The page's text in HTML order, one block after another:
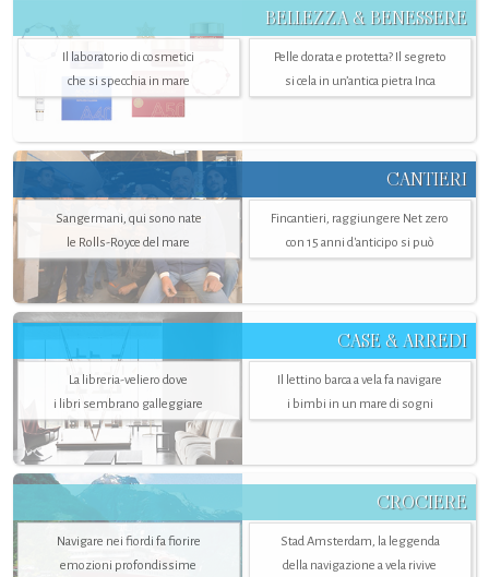
BELLEZZA & BENESSERE
Il laboratorio di cosmetici
che si specchia in mare
Pelle dorata e protetta? Il segreto
si cela in un’antica pietra Inca
CANTIERI
Sangermani, qui sono nate
le Rolls-Royce del mare
Fincantieri, raggiungere Net zero
con 15 anni d'anticipo si può
CASE & ARREDI
La libreria-veliero dove
i libri sembrano galleggiare
Il lettino barca a vela fa navigare
i bimbi in un mare di sogni
CROCIERE
Navigare nei fiordi fa fiorire
emozioni profondissime
Stad Amsterdam, la leggenda
della navigazione a vela rivive